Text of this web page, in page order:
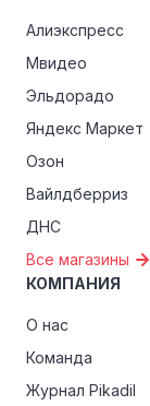
Алиэкспресс
Мвидео
Эльдорадо
Яндекс Маркет
Озон
Вайлдберриз
ДНС
Все магазины
КОМПАНИЯ
О нас
Команда
Журнал Pikadil